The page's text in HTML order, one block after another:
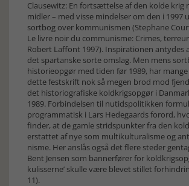
Clausewitz: En fortsættelse af den kolde krig
midler – med visse mindelser om den i 1997
sortbog over kommunismen (Stephane
Le livre noir du communisme: Crimes,
Robert Laffont 1997). Inspirationen antydes
det spartanske sorte omslag. Men mens
historieopgør med tiden før 1989, har
dette festskrift nok så megen brod mod
det historiografiske koldkrigsopgør i
1989. Forbindelsen til nutidspolitikken
programmatisk i Lars Hedegaards forord,
finder, at de gamle stridspunkter fra den
erstattet af nye som multikulturalisme og
nisme. Her anslås også det flere steder
Bent Jensen som bannerfører for
kulisserne’ skulle være blevet stillet
11).